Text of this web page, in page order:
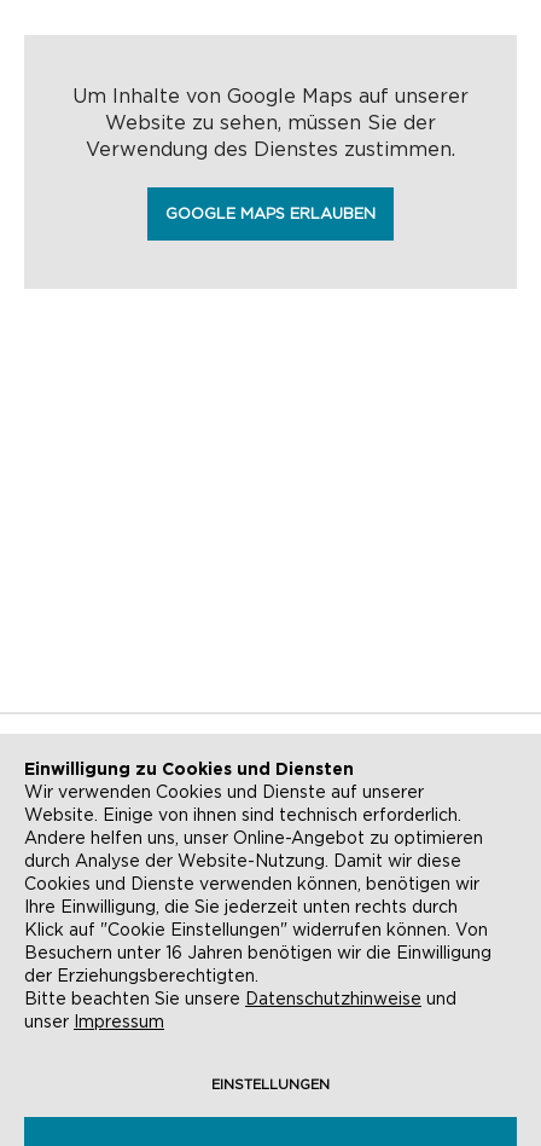
Um Inhalte von Google Maps auf unserer
Website zu sehen, müssen Sie der
Verwendung des Dienstes zustimmen.
GOOGLE MAPS ERLAUBEN
NEWSLETTER KONTAKT
ANFAHRT BARRIEREFREIHEIT
SUCHE AGB
DATENSCHUTZ
COOKIE-EINSTELLUNGEN
Einwilligung zu Cookies und Diensten
Wir verwenden Cookies und Dienste auf unserer
Website. Einige von ihnen sind technisch erforderlich.
Andere helfen uns, unser Online-Angebot zu optimieren
durch Analyse der Website-Nutzung. Damit wir diese
Cookies und Dienste verwenden können, benötigen wir
Ihre Einwilligung, die Sie jederzeit unten rechts durch
Klick auf "Cookie Einstellungen" widerrufen können. Von
Besuchern unter 16 Jahren benötigen wir die Einwilligung
der Erziehungsberechtigten.
Bitte beachten Sie unsere Datenschutzhinweise und
unser Impressum
EINSTELLUNGEN